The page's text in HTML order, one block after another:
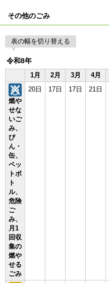
その他のごみ
表の幅を切り替える
令和8年
1月
2月 3月 4月
燃や
せな
いご
み、
び
ん・
缶、
ペッ
トボ
ト
ル、
危険
ご
み、
月1
回収
集の
燃や
せる
ごみ
20日 17日 17日 21日